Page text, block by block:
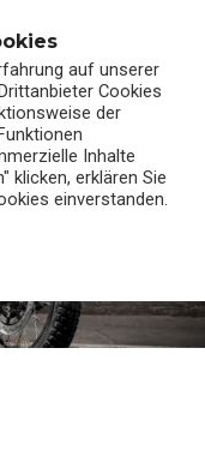
BLACK
auf unserer
Cookies
der
Inhalte
klicken, erklären Sie
einverstanden.